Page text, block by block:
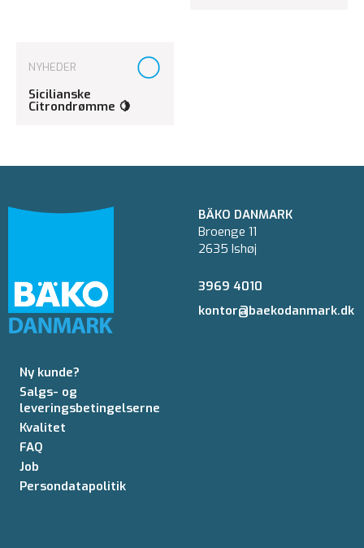
NYHEDER
Sicilianske
Citrondrømme 🍋
BÄKO DANMARK
Broenge 11
2635 Ishøj
3969 4010
kontor@baekodanmark.dk
Ny kunde?
Salgs- og
leveringsbetingelserne
Kvalitet
FAQ
Job
Persondatapolitik